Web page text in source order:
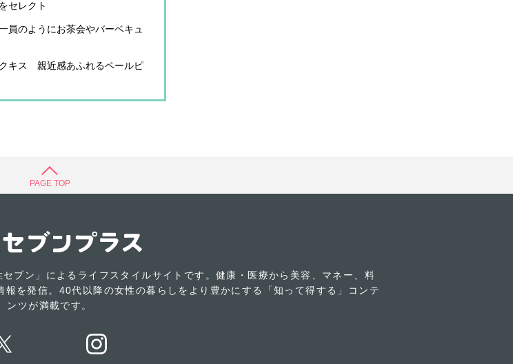
セレクト
のようにお茶会やバーベキュ
クキス 親近感あふれるペールピ
PAGE TOP
ブン」によるライフスタイルサイトです。健康・医療から美容、マネー、料
を発信。40代以降の女性の暮らしをより豊かにする「知って得する」コンテ
ンツが満載です。